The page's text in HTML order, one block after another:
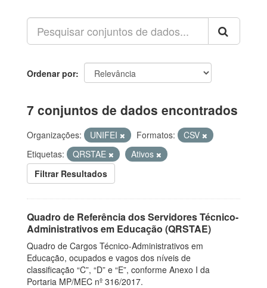
Ordenar por
7 conjuntos de dados encontrados
Organizações: UNIFEI Formatos:
CSV
Etiquetas:
QRSTAE
Ativos
Filtrar Resultados
Quadro de Referência dos Servidores Técnico-
Administrativos em Educação (QRSTAE)
Quadro de Cargos Técnico-Administrativos em
Educação, ocupados e vagos dos níveis de
classificação “C”, “D” e “E”, conforme Anexo I da
Portaria MP/MEC nº 316/2017.